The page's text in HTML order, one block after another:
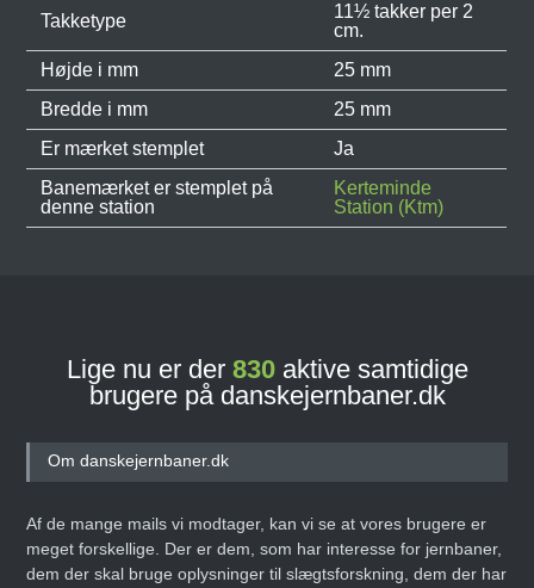
Takketype
11½ takker per 2
cm.
Højde i mm
25 mm
Bredde i mm
25 mm
Er mærket stemplet
Ja
Banemærket er stemplet på
denne station
Kerteminde
Station (Ktm)
Lige nu er der 830aktive samtidige
brugere på danskejernbaner.dk
Om danskejernbaner.dk
Af de mange mails vi modtager, kan vi se at vores brugere er
meget forskellige. Der er dem, som har interesse for jernbaner,
dem der skal bruge oplysninger til slægtsforskning, dem der har